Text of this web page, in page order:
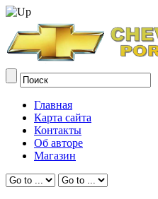
Главная
Карта сайта
Контакты
Об авторе
Магазин